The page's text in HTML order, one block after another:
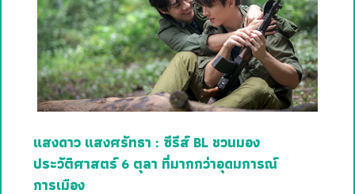
แสงดาว แสงศรัทธา : ซีรีส์ BL ชวนมอง
ประวัติศาสตร์ 6 ตุลา ที่มากกว่าอุดมการณ์
การเมือง